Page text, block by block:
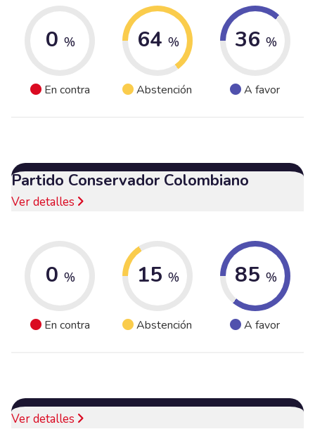
0 %
En contra
64 %
Abstención
36 %
A favor
Partido Conservador Colombiano
Ver detalles
0 %
En contra
15 %
Abstención
85 %
A favor
Ver detalles